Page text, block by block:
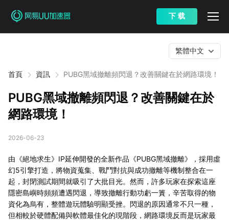
下 载
首頁 資訊 PUBG黑域撤離頻閃退？改善關鍵在於網路環境！
繁體中文
PUBG黑域撤離頻閃退？改善關鍵在於
網路環境！
2026-06-23
由《絕地求生》IP延伸開發的全新作品《PUBG黑域撤離》，採用虛
幻5引擎打造，將物資蒐集、戰鬥對抗與成功撤離等機制整合在一
起，封閉測試期間就吸引了大批目光。然而，許多玩家在探索這座
隱密島嶼時頻頻遭遇閃退，導致撤離行動功虧一簣，辛苦取得的物
資化為烏有，整體遊玩體驗明顯受挫。閃退的原因通常不只一種，
但相較於硬體配備與軟體最佳化的現階段，網路環境反而是玩家最